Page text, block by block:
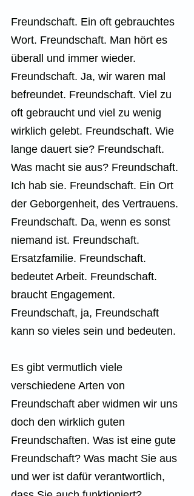
Freundschaft. Ein oft gebrauchtes
Wort. Freundschaft. Man hört es
überall und immer wieder.
Freundschaft. Ja, wir waren mal
befreundet. Freundschaft. Viel zu
oft gebraucht und viel zu wenig
wirklich gelebt. Freundschaft. Wie
lange dauert sie? Freundschaft.
Was macht sie aus? Freundschaft.
Ich hab sie. Freundschaft. Ein Ort
der Geborgenheit, des Vertrauens.
Freundschaft. Da, wenn es sonst
niemand ist. Freundschaft.
Ersatzfamilie. Freundschaft.
bedeutet Arbeit. Freundschaft.
braucht Engagement.
Freundschaft, ja, Freundschaft
kann so vieles sein und bedeuten.
Es gibt vermutlich viele
verschiedene Arten von
Freundschaft aber widmen wir uns
doch den wirklich guten
Freundschaften. Was ist eine gute
Freundschaft? Was macht Sie aus
und wer ist dafür verantwortlich,